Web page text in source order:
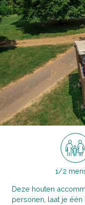
1/2
Deze houten
personen, laat je